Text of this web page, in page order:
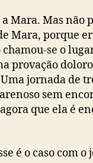
Mara. Mas não
Mara, porque
se o
provação
jornada de
sem
que ela é
se é o caso com o